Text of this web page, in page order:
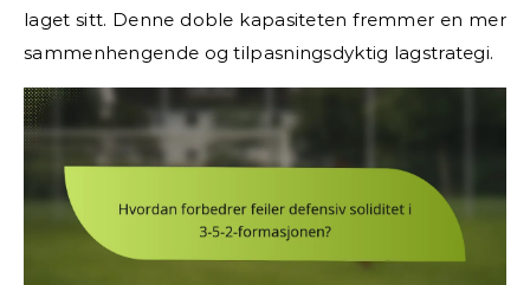
laget sitt. Denne doble kapasiteten fremmer en mer
sammenhengende og tilpasningsdyktig lagstrategi.